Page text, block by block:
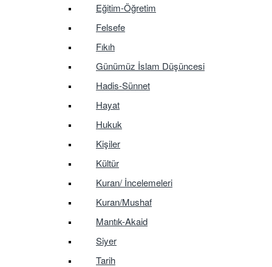
Eğitim-Öğretim
Felsefe
Fıkıh
Günümüz İslam Düşüncesi
Hadis-Sünnet
Hayat
Hukuk
Kişiler
Kültür
Kuran/ İncelemeleri
Kuran/Mushaf
Mantık-Akaid
Siyer
Tarih